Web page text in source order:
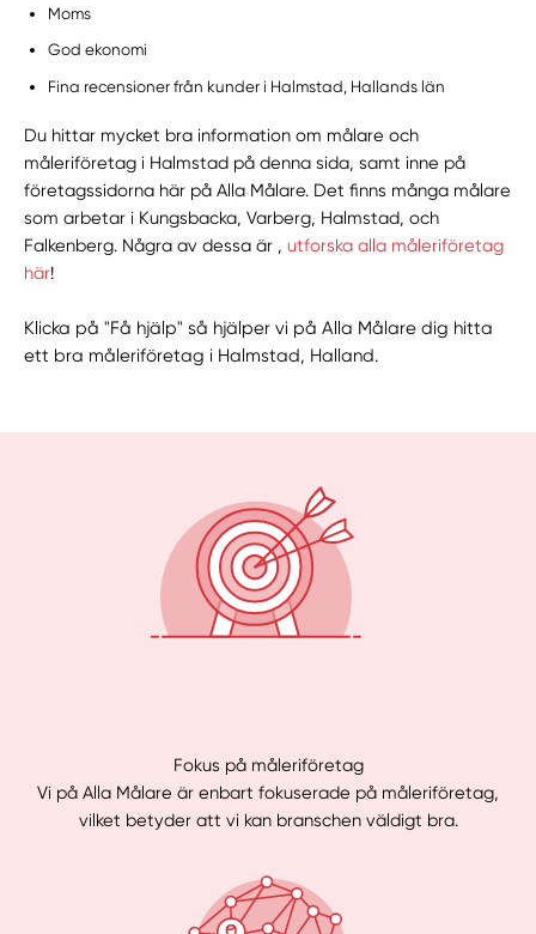
Moms
God ekonomi
Fina recensioner från kunder i Halmstad, Hallands län
Du hittar mycket bra information om målare och
måleriföretag i Halmstad på denna sida, samt inne på
företagssidorna här på Alla Målare. Det finns många målare
som arbetar i Kungsbacka, Varberg, Halmstad, och
Falkenberg. Några av dessa är ,utforska alla måleriföretag
här!
Klicka på "Få hjälp" så hjälper vi på Alla Målare dig hitta
ett bra måleriföretag i Halmstad, Halland.
Fokus på måleriföretag
Vi på Alla Målare är enbart fokuserade på måleriföretag,
vilket betyder att vi kan branschen väldigt bra.